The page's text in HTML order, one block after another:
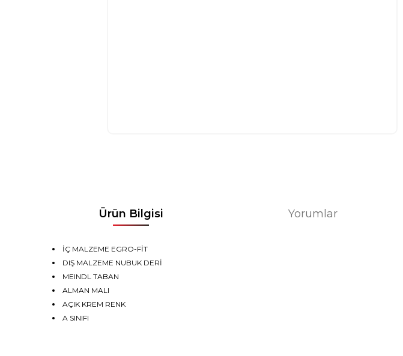
Ürün Bilgisi Yorumlar
İÇ MALZEME EGRO-FİT
DIŞ MALZEME NUBUK DERİ
MEINDL TABAN
ALMAN MALI
AÇIK KREM RENK
A SINIFI